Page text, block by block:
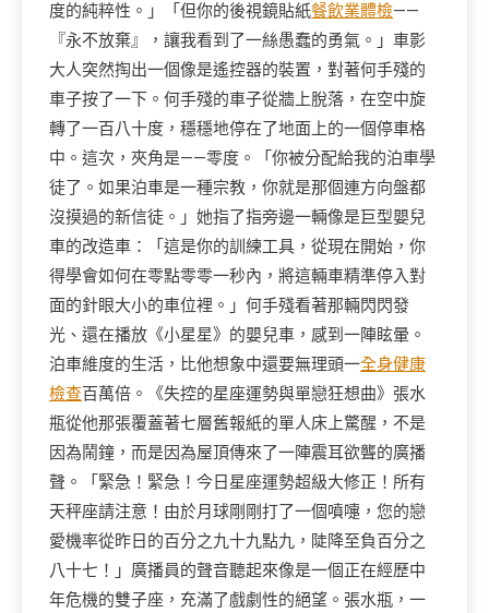
度的純粹性。」「但你的後視鏡貼紙餐飲業體檢——
『永不放棄』，讓我看到了一絲愚蠢的勇氣。」車影
大人突然掏出一個像是遙控器的裝置，對著何手殘的
車子按了一下。何手殘的車子從牆上脫落，在空中旋
轉了一百八十度，穩穩地停在了地面上的一個停車格
中。這次，夾角是——零度。「你被分配給我的泊車學
徒了。如果泊車是一種宗教，你就是那個連方向盤都
沒摸過的新信徒。」她指了指旁邊一輛像是巨型嬰兒
車的改造車：「這是你的訓練工具，從現在開始，你
得學會如何在零點零零一秒內，將這輛車精準停入對
面的針眼大小的車位裡。」何手殘看著那輛閃閃發
光、還在播放《小星星》的嬰兒車，感到一陣眩暈。
泊車維度的生活，比他想象中還要無理頭一全身健康
檢查百萬倍。《失控的星座運勢與單戀狂想曲》張水
瓶從他那張覆蓋著七層舊報紙的單人床上驚醒，不是
因為鬧鐘，而是因為屋頂傳來了一陣震耳欲聾的廣播
聲。「緊急！緊急！今日星座運勢超級大修正！所有
天秤座請注意！由於月球剛剛打了一個噴嚏，您的戀
愛機率從昨日的百分之九十九點九，陡降至負百分之
八十七！」廣播員的聲音聽起來像是一個正在經歷中
年危機的雙子座，充滿了戲劇性的絕望。張水瓶，一